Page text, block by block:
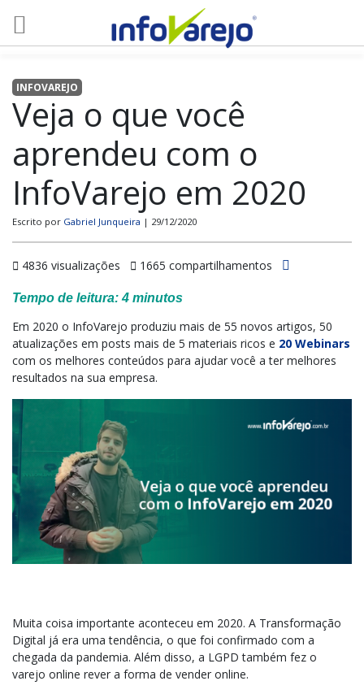
INFOVAREJO
Veja o que você
aprendeu com o
InfoVarejo em 2020
Escrito por Gabriel Junqueira | 29/12/2020
4836 visualizações 1665 compartilhamentos
Tempo de leitura: 4 minutos
Em 2020 o InfoVarejo produziu mais de 55 novos artigos, 50
atualizações em posts mais de 5 materiais ricos e 20 Webinars
com os melhores conteúdos para ajudar você a ter melhores
resultados na sua empresa.
Muita coisa importante aconteceu em 2020. A Transformação
Digital já era uma tendência, o que foi confirmado com a
chegada da pandemia. Além disso, a LGPD também fez o
varejo online rever a forma de vender online.